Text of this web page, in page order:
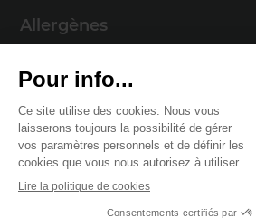
Allergènes
Mentions légales
Politique de cookies
Politique de confidentialité
© 2026 Cercle Munster . Tous droits réservés